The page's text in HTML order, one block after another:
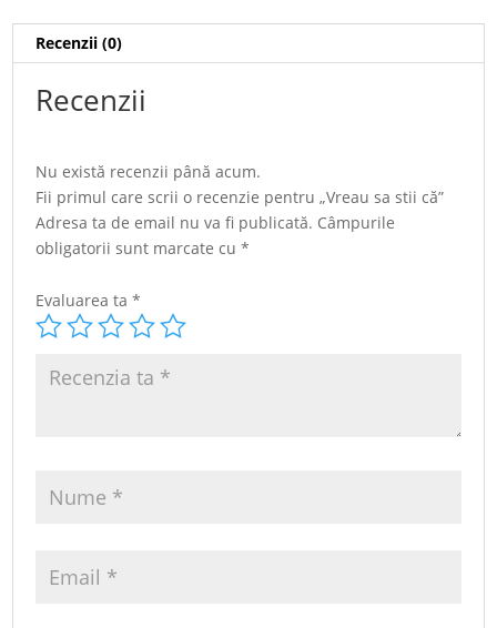
Recenzii (0)
Recenzii
Nu există recenzii până acum.
Fii primul care scrii o recenzie pentru „Vreau sa stii că”
Adresa ta de email nu va fi publicată. Câmpurile
obligatorii sunt marcate cu*
Evaluarea ta*